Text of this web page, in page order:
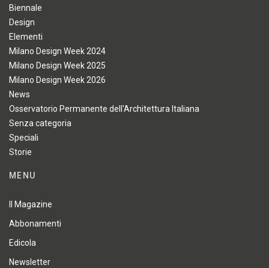
Biennale
Design
Elementi
Milano Design Week 2024
Milano Design Week 2025
Milano Design Week 2026
News
Osservatorio Permanente dell'Architettura Italiana
Senza categoria
Speciali
Storie
MENU
Il Magazine
Abbonamenti
Edicola
Newsletter